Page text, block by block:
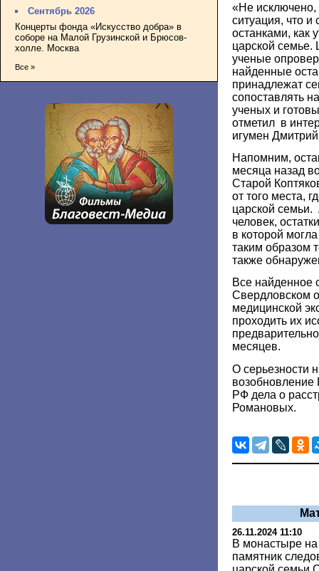
Сентябрь 2026
Концерты фонда «Искусство добра» в
соборе на Малой Грузинской и Брюсов-
холле. Москва
Все »
«Не исключено,
ситуация, что
останками, как
царской семье.
ученые
найденные
принадлежат
сопоставлять
ученых и
отметил в
игумен
Напомним,
месяца назад
Старой
от того места,
царской семьи.
человек,
в которой
таким образом
также
Все найденное
Свердловском
медицинской
проходить их
месяцев.
О серьезности
возобновление
РФ дела о
Романовых.
26.11.2024 11:10
В монастыре
памятник